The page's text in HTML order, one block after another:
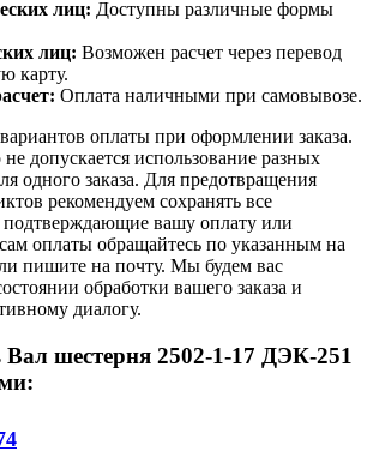
лиц: Доступны различные формы
лиц: Возможен расчет через перевод
карту.
Оплата наличными при самовывозе.
оплаты при оформлении заказа.
допускается использование разных
одного заказа. Для предотвращения
рекомендуем сохранять все
вашу оплату или
оплаты обращайтесь по указанным на
пишите на почту. Мы будем вас
обработки вашего заказа и
диалогу.
шестерня 2502-1-17 ДЭК-251